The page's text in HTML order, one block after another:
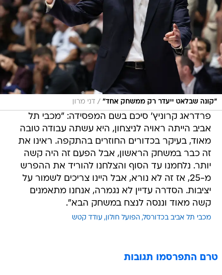
"קונה שבלאט ייעדר רק ממשחק אחד" / דני מרון
פרדראג קרוניץ' סיכם בשם המפסידה: "מכבי תל
אביב הייתה ראויה לניצחון, היא עשתה עבודה טובה
מאוד, בעיקר בכדורים החוזרים בהתקפה. ראינו את
זה כבר במשחק הראשון, אבל הפעם זה היה קשה
יותר. נלחמנו עד הסוף והצלחנו להוריד את ההפרש
מ-25, אז זה לא נורא, אבל היינו צריכים לשמור על
יציבות. הסדרה עדיין לא נגמרה, אנחנו מתאמנים
קשה מאוד וננסה לנצח במשחק הבא".
מכבי תל אביב בכדורסל הפועל חולון עודד קטש
טרם התפרסמו תגובות